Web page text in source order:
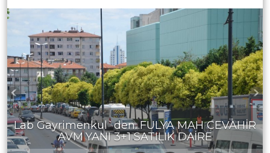
Lab Gayrimenkul`den...FULYA MAH CEVAHİR
AVM YANI 3+1 SATILIK DAİRE